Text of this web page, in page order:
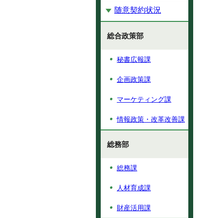
随意契約状況
総合政策部
秘書広報課
企画政策課
マーケティング課
情報政策・改革改善課
総務部
総務課
人材育成課
財産活用課